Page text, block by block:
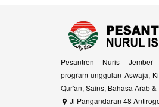
Pesantren Nuris Jember
program unggulan Aswaja,
Qur'an, Sains, Bahasa Arab &
Jl Pangandaran 48